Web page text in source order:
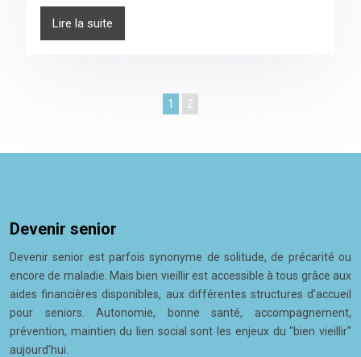
Lire la suite
1 2
Devenir senior
Devenir senior est parfois synonyme de solitude, de précarité ou
encore de maladie. Mais bien vieillir est accessible à tous grâce aux
aides financières disponibles, aux différentes structures d'accueil
pour seniors. Autonomie, bonne santé, accompagnement,
prévention, maintien du lien social sont les enjeux du "bien vieillir"
aujourd'hui.